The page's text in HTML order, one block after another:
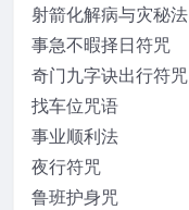
射箭化解病与灾秘法
事急不暇择日符咒
奇门九字诀出行符咒
找车位咒语
事业顺利法
夜行符咒
鲁班护身咒